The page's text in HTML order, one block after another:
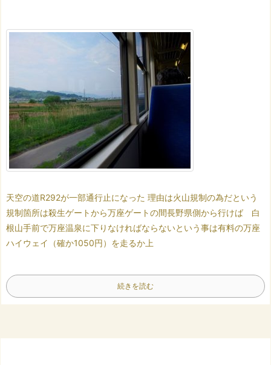
天空の道R292が一部通行止になった 理由は火山規制の為だという
規制箇所は殺生ゲートから万座ゲートの間長野県側から行けば 白
根山手前で万座温泉に下りなければならないという事は有料の万座
ハイウェイ（確か1050円）を走るか 上
続きを読む